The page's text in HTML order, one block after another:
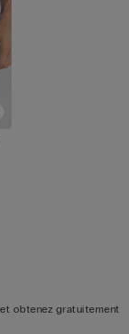
obtenez gratuitement